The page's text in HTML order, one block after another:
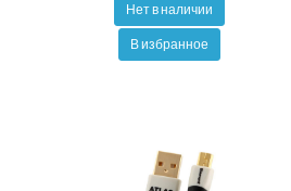
Нет в наличии
В избранное